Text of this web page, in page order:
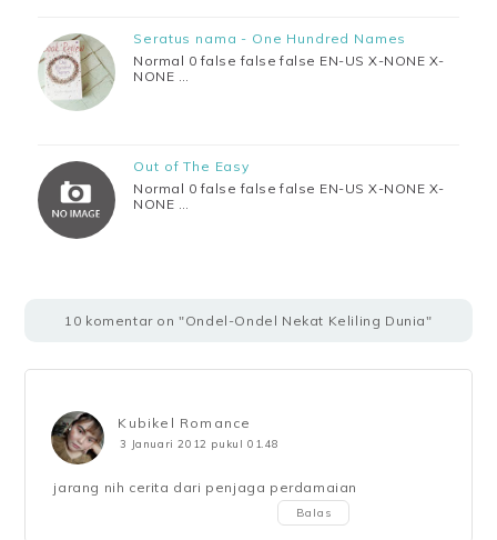
Seratus nama - One Hundred Names
Normal 0 false false false EN-US X-NONE X-
NONE …
Out of The Easy
Normal 0 false false false EN-US X-NONE X-
NONE …
10 komentar on "Ondel-Ondel Nekat Keliling Dunia"
Kubikel Romance
3 Januari 2012 pukul 01.48
jarang nih cerita dari penjaga perdamaian
Balas